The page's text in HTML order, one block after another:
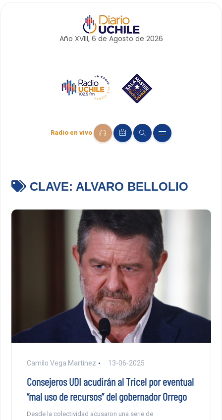
Año XVIII, 6 de Agosto de 2026
Radio en vivo
CLAVE: ALVARO BELLOLIO
Camilo Vega Martinez 13-06-2025
Consejeros UDI acudirán al Tricel por eventual
“mal uso de recursos” del gobernador Orrego
Desde la colectividad acusaron una serie de